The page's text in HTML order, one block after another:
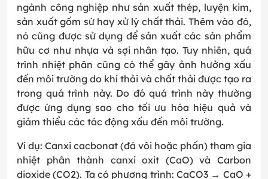
ngành công nghiệp như sản xuất thép, luyện kim,
sản xuất gốm sứ hay xử lý chất thải. Thêm vào đó,
nó cũng được sử dụng để sản xuất các sản phẩm
hữu cơ như nhựa và sợi nhân tạo. Tuy nhiên, quá
trình nhiệt phân cũng có thể gây ảnh hưởng xấu
đến môi trường do khí thải và chất thải được tạo ra
trong quá trình này. Do đó quá trình này thường
được ứng dụng sao cho tối ưu hóa hiệu quả và
giảm thiểu các tác động xấu đến môi trường.
Ví dụ: Canxi cacbonat (đá vôi hoặc phấn) tham gia
nhiệt phân thành canxi oxit (CaO) và Carbon
dioxide (CO2). Ta có phương trình: CaCO3 → CaO +